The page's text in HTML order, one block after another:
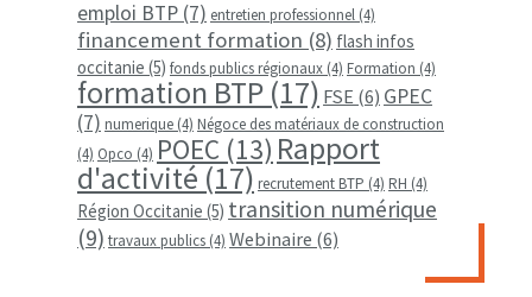
emploi BTP (7) entretien professionnel (4)
financement formation (8) flash infos
occitanie (5) fonds publics régionaux (4) Formation (4)
formation BTP (17) FSE (6) GPEC
(7) numerique (4) Négoce des matériaux de construction
(4) Opco (4) POEC (13) Rapport
d'activité (17) recrutement BTP (4) RH (4)
Région Occitanie (5) transition numérique
(9) travaux publics (4) Webinaire (6)